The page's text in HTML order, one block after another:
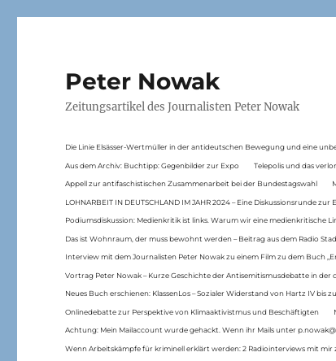
Peter Nowak
Zeitungsartikel des Journalisten Peter Nowak
Die Linie Elsässer-Wertmüller in der antideutschen Bewegung und eine
Aus dem Archiv: Buchtipp: Gegenbilder zur Expo Telepolis und das
Appell zur antifaschistischen Zusammenarbeit bei der Bundestagswahl
LOHNARBEIT IN DEUTSCHLAND IM JAHR 2024 – Eine Diskussionsrunde
Podiumsdiskussion: Medienkritik ist links. Warum wir eine medienkritische
Das ist Wohnraum, der muss bewohnt werden – Beitrag aus dem Radio
Interview mit dem Journalisten Peter Nowak zu einem Film zu dem Buch
Vortrag Peter Nowak – Kurze Geschichte der Antisemitismusdebatte in der
Neues Buch erschienen: KlassenLos – Sozialer Widerstand von Hartz IV bis
Onlinedebatte zur Perspektive von Klimaaktivistmus und Beschäftigten
Achtung: Mein Mailaccount wurde gehackt. Wenn ihr Mails unter
Wenn Arbeitskämpfe für kriminell erklärt werden: 2 Radiointerviews mit mir